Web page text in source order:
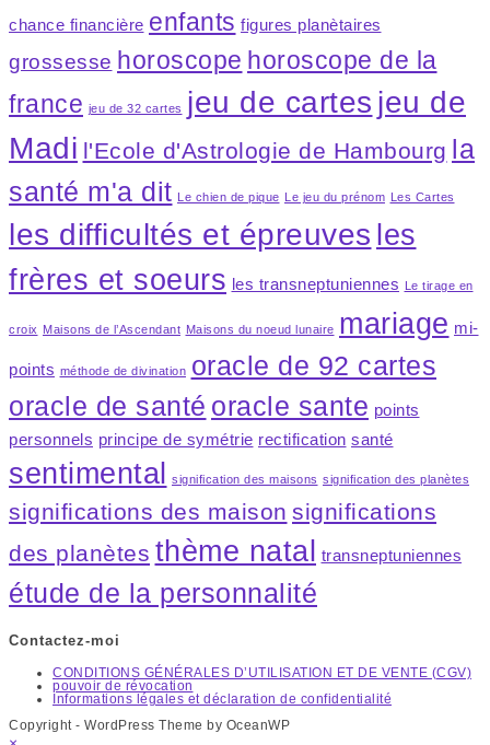
chance financière enfants figures planètaires
grossesse horoscope horoscope de la
france jeu de 32 cartes jeu de cartes jeu de
Madi l'Ecole d'Astrologie de Hambourg la
santé m'a dit
Le chien de pique Le jeu du prénom Les Cartes
les difficultés et épreuves les
frères et soeurs les transneptuniennes Le tirage en
croix Maisons de l’Ascendant Maisons du noeud lunaire mariage mi-
points méthode de divination oracle de 92 cartes
oracle de santé oracle sante points
personnels principe de symétrie rectification santé
sentimental signification des maisons signification des planètes
significations des maison significations
des planètes thème natal transneptuniennes
étude de la personnalité
Contactez-moi
CONDITIONS GÉNÉRALES D’UTILISATION ET DE VENTE (CGV)
pouvoir de révocation
Informations légales et déclaration de confidentialité
Copyright - WordPress Theme by OceanWP